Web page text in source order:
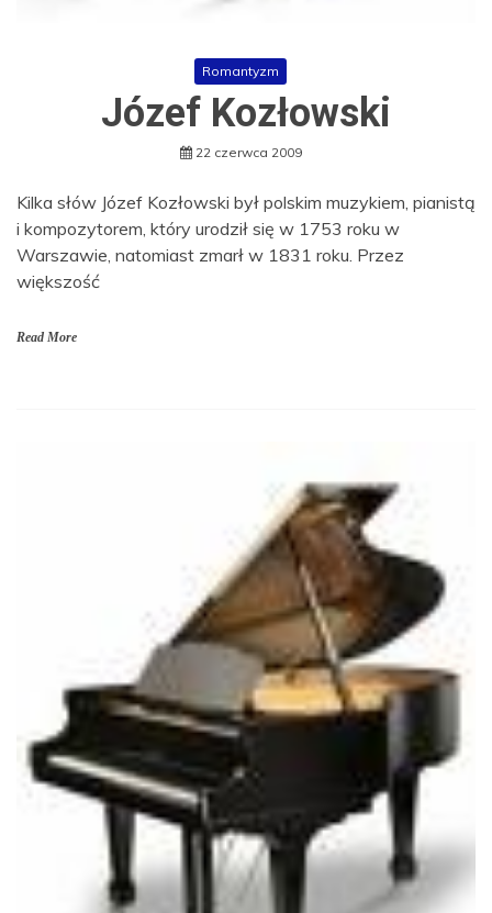
Romantyzm
Józef Kozłowski
22 czerwca 2009
Kilka słów Józef Kozłowski był polskim muzykiem, pianistą
i kompozytorem, który urodził się w 1753 roku w
Warszawie, natomiast zmarł w 1831 roku. Przez
większość
Read More